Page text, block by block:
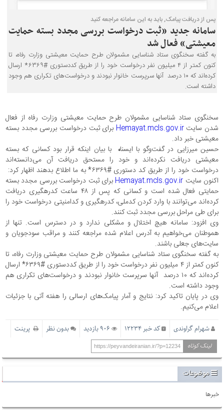
پس از دریافت پیامک, باید به این سامانه مراجعه کنید
سامانه جدید «ثبت درخواست بررسی مجدد بسته حمایت
معیشتی» فعال شد
به گفته سخنگوی ستاد شناسایی مشمولان طرح حمایت معیشتی وزارت رفاه، تا
کنون کمتر از ۴ میلیون نفر درخواست خود را از طریق کددستوری #۶۳۶۹* ارسال
کرده‌اند که ۱۰ درصد آنها سرپرست خانوار نبودند و درخواست‌های تکراری هم وجود
داشته است.
سخنگوی ستاد شناسایی مشمولان طرح حمایت معیشتی وزارت رفاه از فعال
شدن سایتHemayat.mcls.gov.ir برای ثبت درخواست بررسی مجدد بسته
معیشتی خبر داد.
حسین میرزایی در گفت‌وگو با ایسنا، با بیان اینکه قرار بود کسانی که بسته
معیشتی دریافت نکرده‌اند و خود را مستحق دریافت آن می‌دانسته‌اند
درخواست خود را از طریق کد دستوری #۶۳۶۹* به ما اطلاع بدهند اظهار کرد:
اکنون سایت Hemayat.mcls.gov.irبرای ثبت درخواست بررسی مجدد بسته
حمایتی فعال شده است و کسانی که پس از ۴۸ ساعت کدرهگیری دریافت
کرده‌اند می‌توانند با وارد کردن کدملی، کدرهگیری و کدامنیتی درخواست خود را
برای طی مراحل بررسی مجدد ثبت کنند.
وی افزود: سامانه هیچ اختلال و مشکلی ندارد و در دسترس است. تنها از
هموطنان می‌خواهیم به آدرس اعلام شده مراجعه کنند و مراقب سودجویان و
سایت‌های جعلی باشند.
به گفته سخنگوی ستاد شناسایی مشمولان طرح حمایت معیشتی وزارت رفاه، تا
کنون کمتر از ۴ میلیون نفر درخواست خود را از طریق کددستوری #۶۳۶۹* ارسال
کرده‌اند که ۱۰ درصد آنها سرپرست خانوار نبودند و درخواست‌های تکراری هم
وجود داشته است.
وی در پایان تاکید کرد: نتایج و آمار پیامک‌های ارسالی را هفته آتی با جزئیات
اعلام می‌کنیم.
شهرام گراوندی کد خبر 12234 906 بازدید بدون نظر پرینت
لینک کوتاه https://peyvandeiranian.ir/?p=12234
موضوعات
خبرها